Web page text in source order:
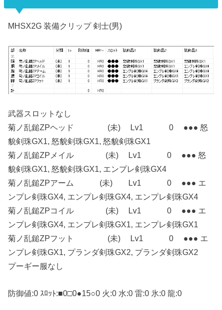
MHSX2G 装備クリップ 剣士(男)
武器スロットなし
菊ノ乱鎚ZPヘッド (未) Lv1 0 ●●● 怒
貌剣珠GX1, 怒貌剣珠GX1, 怒貌剣珠GX1
菊ノ乱鎚ZPメイル (未) Lv1 0 ●●● 怒
貌剣珠GX1, 怒貌剣珠GX1, エンプレ剣珠GX4
菊ノ乱鎚ZPアーム (未) Lv1 0 ●●● エ
ンプレ剣珠GX4, エンプレ剣珠GX4, エンプレ剣珠GX4
菊ノ乱鎚ZPコイル (未) Lv1 0 ●●● エ
ンプレ剣珠GX4, エンプレ剣珠GX1, エンプレ剣珠GX1
菊ノ乱鎚ZPフット (未) Lv1 0 ●●● エ
ンプレ剣珠GX1, プランダ剣珠GX2, プランダ剣珠GX2
プーギー服なし
防御値:0 ｽﾛｯﾄ:■0□0●15○0 火:0 水:0 雷:0 氷:0 龍:0